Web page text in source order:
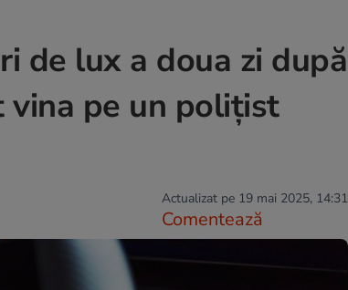
de lux a doua zi după
vina pe un polițist
Actualizat pe 19 mai 2025, 14:31
Comentează